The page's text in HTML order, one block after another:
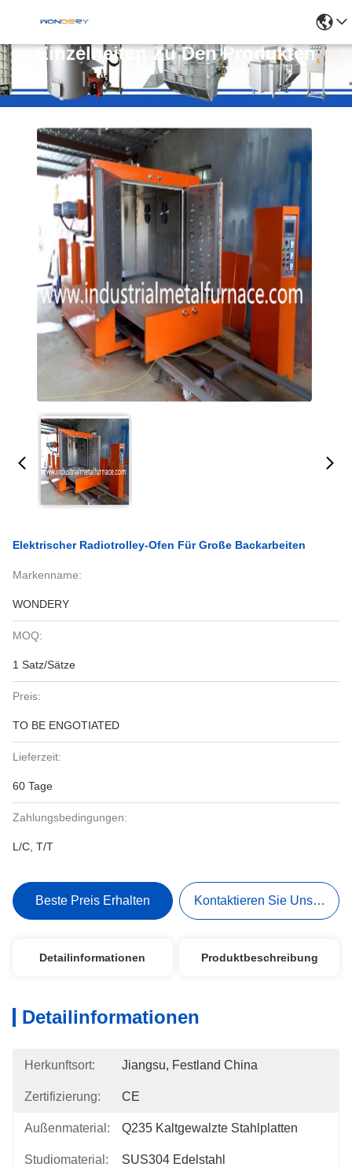
Einzelheiten Zu Den Produkten
Elektrischer Radiotrolley-Ofen Für Große Backarbeiten
Markenname:
WONDERY
MOQ:
1 Satz/Sätze
Preis:
TO BE ENGOTIATED
Lieferzeit:
60 Tage
Zahlungsbedingungen:
L/C, T/T
Beste Preis Erhalten Kontaktieren Sie Uns Jetzt
Detailinformationen Produktbeschreibung
Detailinformationen
Herkunftsort: Jiangsu, Festland China
Zertifizierung: CE
Außenmaterial: Q235 Kaltgewalzte Stahlplatten
Studiomaterial: SUS304 Edelstahl